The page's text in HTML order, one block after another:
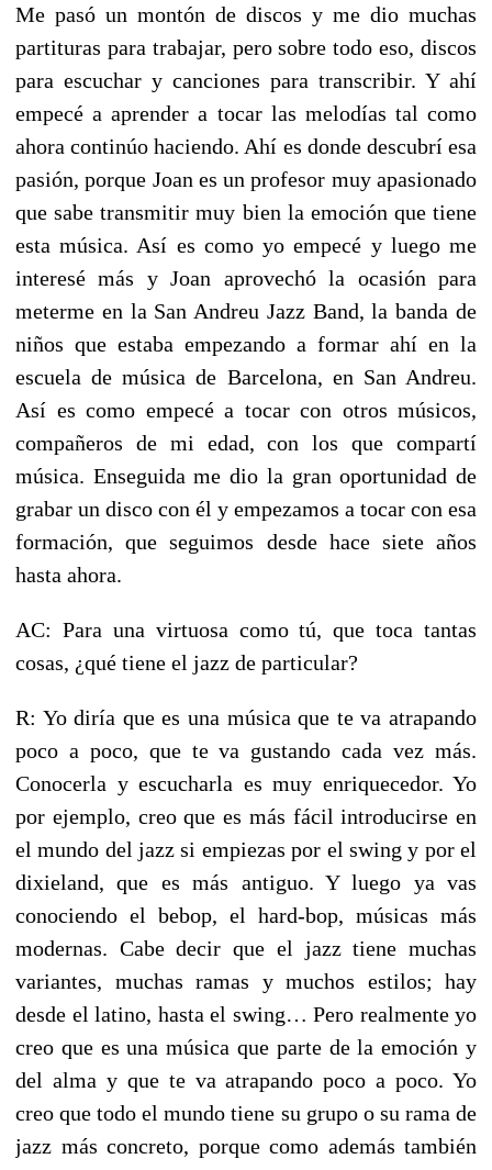
Me pasó un montón de discos y me dio muchas
partituras para trabajar, pero sobre todo eso, discos
para escuchar y canciones para transcribir. Y ahí
empecé a aprender a tocar las melodías tal como
ahora continúo haciendo. Ahí es donde descubrí esa
pasión, porque Joan es un profesor muy apasionado
que sabe transmitir muy bien la emoción que tiene
esta música. Así es como yo empecé y luego me
interesé más y Joan aprovechó la ocasión para
meterme en la San Andreu Jazz Band, la banda de
niños que estaba empezando a formar ahí en la
escuela de música de Barcelona, en San Andreu.
Así es como empecé a tocar con otros músicos,
compañeros de mi edad, con los que compartí
música. Enseguida me dio la gran oportunidad de
grabar un disco con él y empezamos a tocar con esa
formación, que seguimos desde hace siete años
hasta ahora.
AC: Para una virtuosa como tú, que toca tantas
cosas, ¿qué tiene el jazz de particular?
R: Yo diría que es una música que te va atrapando
poco a poco, que te va gustando cada vez más.
Conocerla y escucharla es muy enriquecedor. Yo
por ejemplo, creo que es más fácil introducirse en
el mundo del jazz si empiezas por el swing y por el
dixieland, que es más antiguo. Y luego ya vas
conociendo el bebop, el hard-bop, músicas más
modernas. Cabe decir que el jazz tiene muchas
variantes, muchas ramas y muchos estilos; hay
desde el latino, hasta el swing… Pero realmente yo
creo que es una música que parte de la emoción y
del alma y que te va atrapando poco a poco. Yo
creo que todo el mundo tiene su grupo o su rama de
jazz más concreto, porque como además también